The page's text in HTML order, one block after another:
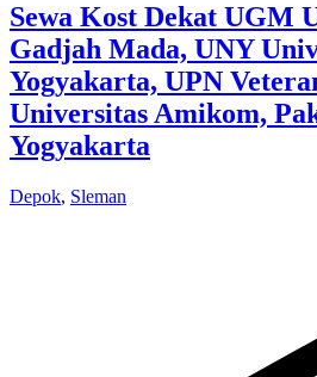
Sewa Kost Dekat UGM
Gadjah Mada, UNY
Yogyakarta, UPN
Universitas Amikom,
Yogyakarta
Depok, Sleman